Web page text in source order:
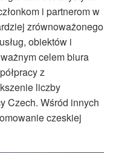
i partnerom w
zrównoważonego
obiektów i
celem biura
z
liczby
Czech. Wśród innych
czeskiej